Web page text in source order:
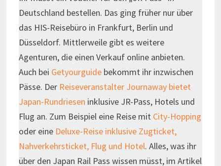
Deutschland bestellen. Das ging früher nur über
das HIS-Reisebüro in Frankfurt, Berlin und
Düsseldorf. Mittlerweile gibt es weitere
Agenturen, die einen Verkauf online anbieten.
Auch bei Getyourguide bekommt ihr inzwischen
Pässe. Der Reiseveranstalter Journaway bietet
Japan-Rundriesen inklusive JR-Pass, Hotels und
Flug an. Zum Beispiel eine Reise mit City-Hopping
oder eine Deluxe-Reise inklusive Zugticket,
Nahverkehrsticket, Flug und Hotel. Alles, was ihr
über den Japan Rail Pass wissen müsst, im Artikel